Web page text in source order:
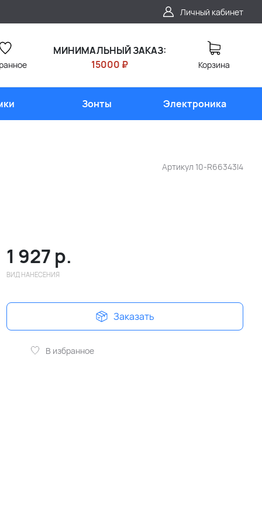
Личный кабинет
МИНИМАЛЬНЫЙ ЗАКАЗ:
15000 ₽
Корзина
Зонты Электроника
Артикул 10-R66343I4
1 927 р.
ВИД НАНЕСЕНИЯ
Заказать
В избранное